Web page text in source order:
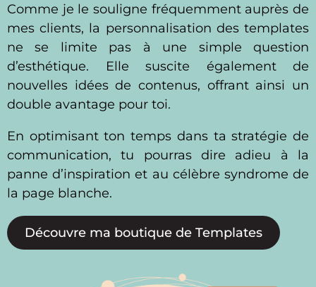
Comme je le souligne fréquemment auprès de
mes clients, la personnalisation des templates
ne se limite pas à une simple question
d’esthétique. Elle suscite également de
nouvelles idées de contenus, offrant ainsi un
double avantage pour toi.
En optimisant ton temps dans ta stratégie de
communication, tu pourras dire adieu à la
panne d’inspiration et au célèbre syndrome de
la page blanche.
Découvre ma boutique de Templates